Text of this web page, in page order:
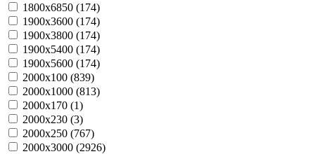
1800х6850 (174)
1900х3600 (174)
1900х3800 (174)
1900х5400 (174)
1900х5600 (174)
2000х100 (839)
2000х1000 (813)
2000х170 (1)
2000х230 (3)
2000х250 (767)
2000х3000 (2926)